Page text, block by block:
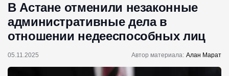
В Астане отменили незаконные
административные дела в
отношении недееспособных лиц
05.11.2025 Автор материала: Алан Марат